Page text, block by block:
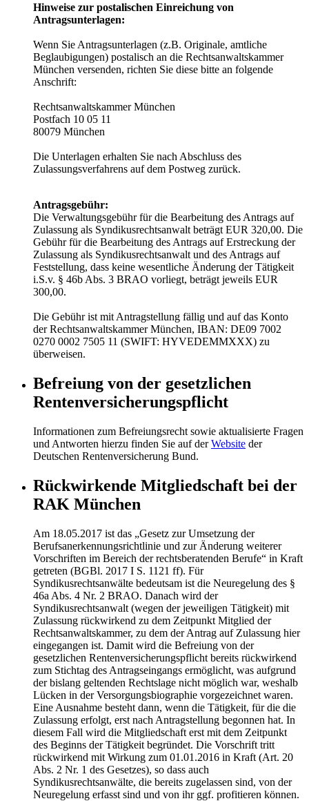
Hinweise zur postalischen Einreichung von
Antragsunterlagen:
Wenn Sie Antragsunterlagen (z.B. Originale, amtliche
Beglaubigungen) postalisch an die Rechtsanwaltskammer
München versenden, richten Sie diese bitte an folgende
Anschrift:
Rechtsanwaltskammer München
Postfach 10 05 11
80079 München
Die Unterlagen erhalten Sie nach Abschluss des
Zulassungsverfahrens auf dem Postweg zurück.
Antragsgebühr:
Die Verwaltungsgebühr für die Bearbeitung des Antrags auf
Zulassung als Syndikusrechtsanwalt beträgt EUR 320,00. Die
Gebühr für die Bearbeitung des Antrags auf Erstreckung der
Zulassung als Syndikusrechtsanwalt und des Antrags auf
Feststellung, dass keine wesentliche Änderung der Tätigkeit
i.S.v. § 46b Abs. 3 BRAO vorliegt, beträgt jeweils EUR
300,00.
Die Gebühr ist mit Antragstellung fällig und auf das Konto
der Rechtsanwaltskammer München, IBAN: DE09 7002
0270 0002 7505 11 (SWIFT: HYVEDEMMXXX) zu
überweisen.
Befreiung von der gesetzlichen
Rentenversicherungspflicht
Informationen zum Befreiungsrecht sowie aktualisierte Fragen
und Antworten hierzu finden Sie auf derWebsite der
Deutschen Rentenversicherung Bund.
Rückwirkende Mitgliedschaft bei der
RAK München
Am 18.05.2017 ist das „Gesetz zur Umsetzung der
Berufsanerkennungsrichtlinie und zur Änderung weiterer
Vorschriften im Bereich der rechtsberatenden Berufe“ in Kraft
getreten (BGBl. 2017 I S. 1121 ff). Für
Syndikusrechtsanwälte bedeutsam ist die Neuregelung des §
46a Abs. 4 Nr. 2 BRAO. Danach wird der
Syndikusrechtsanwalt (wegen der jeweiligen Tätigkeit) mit
Zulassung rückwirkend zu dem Zeitpunkt Mitglied der
Rechtsanwaltskammer, zu dem der Antrag auf Zulassung hier
eingegangen ist. Damit wird die Befreiung von der
gesetzlichen Rentenversicherungspflicht bereits rückwirkend
zum Stichtag des Antragseingangs ermöglicht, was aufgrund
der bislang geltenden Rechtslage nicht möglich war, weshalb
Lücken in der Versorgungsbiographie vorgezeichnet waren.
Eine Ausnahme besteht dann, wenn die Tätigkeit, für die die
Zulassung erfolgt, erst nach Antragstellung begonnen hat. In
diesem Fall wird die Mitgliedschaft erst mit dem Zeitpunkt
des Beginns der Tätigkeit begründet. Die Vorschrift tritt
rückwirkend mit Wirkung zum 01.01.2016 in Kraft (Art. 20
Abs. 2 Nr. 1 des Gesetzes), so dass auch
Syndikusrechtsanwälte, die bereits zugelassen sind, von der
Neuregelung erfasst sind und von ihr ggf. profitieren können.